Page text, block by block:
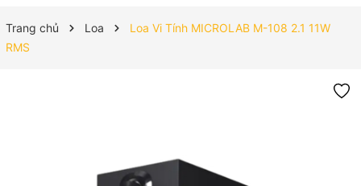
Trang chủ Loa
Loa Vi Tính MICROLAB M-108 2.1 11W
RMS